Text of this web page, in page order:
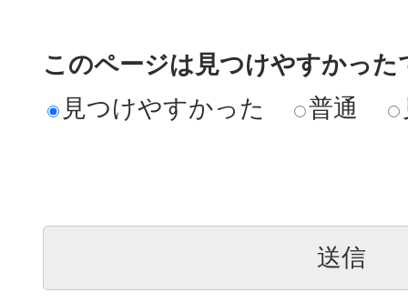
このページは見つけやすかった
見つけやすかった
普通